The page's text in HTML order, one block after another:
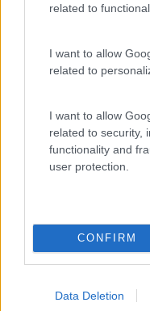
related to
I want to allow
related to
I want to allow
related to security,
functionality and
user protection.
CONFIRM
Data Deletion
decidir
dados
Fazer
meter